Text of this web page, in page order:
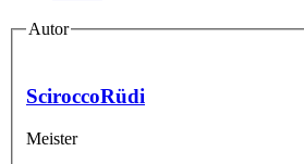
Autor
SciroccoRüdi
Meister